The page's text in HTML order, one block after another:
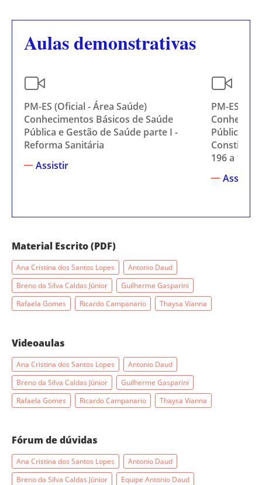
Aulas demonstrativas
PM-ES (Oficial - Área Saúde)
Conhecimentos Básicos de Saúde
Pública e Gestão de Saúde parte I -
Reforma Sanitária
Assistir
PM-ES
Pública e
196 a 198
Assistir
Material Escrito (PDF)
Ana Cristina dos Santos Lopes
Antonio Daud
Breno da Silva Caldas Júnior
Guilherme Gasparini
Rafaela Gomes
Ricardo Campanario Thaysa Vianna
Videoaulas
Ana Cristina dos Santos Lopes
Antonio Daud
Breno da Silva Caldas Júnior
Guilherme Gasparini
Rafaela Gomes
Ricardo Campanario Thaysa Vianna
Fórum de dúvidas
Ana Cristina dos Santos Lopes
Antonio Daud
Breno da Silva Caldas Júnior
Equipe Antonio Daud